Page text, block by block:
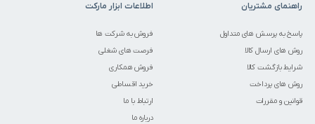
راهنمای مشتریان
پاسخ به پرسش های متداول
روش های ارسال کالا
شرایط بازگشت کالا
روش های پرداخت
قوانین و مقررات
اطلاعات ابزار مارکت
فروش به شرکت ها
فرصت های شغلی
فروش همکاری
خرید اقساطی
ارتباط با ما
درباره ما